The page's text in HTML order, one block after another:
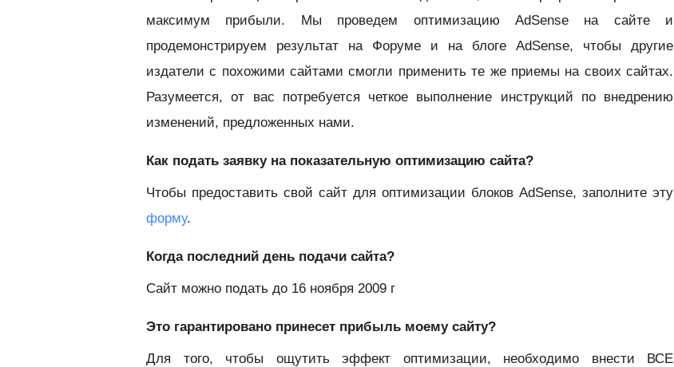
максимум прибыли. Мы проведем оптимизацию AdSense на сайте и
продемонстрируем результат на Форуме и на блоге AdSense, чтобы другие
издатели с похожими сайтами смогли применить те же приемы на своих сайтах.
Разумеется, от вас потребуется четкое выполнение инструкций по внедрению
изменений, предложенных нами.
Как подать заявку на показательную оптимизацию сайта?
Чтобы предоставить свой сайт для оптимизации блоков AdSense, заполните эту
форму.
Когда последний день подачи сайта?
Сайт можно подать до 16 ноября 2009 г
Это гарантировано принесет прибыль моему сайту?
Для того, чтобы ощутить эффект оптимизации, необходимо внести ВСЕ